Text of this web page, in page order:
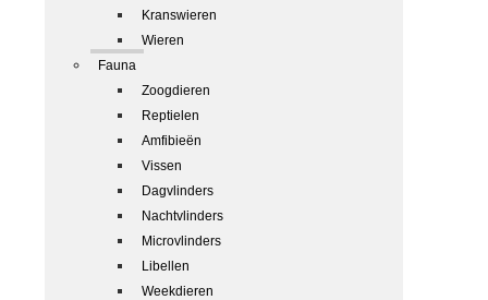
Kranswieren
Wieren
Fauna
Zoogdieren
Reptielen
Amfibieën
Vissen
Dagvlinders
Nachtvlinders
Microvlinders
Libellen
Weekdieren